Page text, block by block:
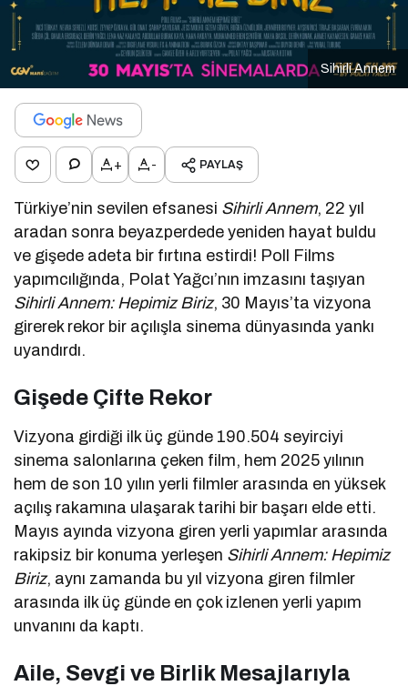
Sihirli Annem
+ - PAYLAŞ
Türkiye’nin sevilen efsanesi Sihirli Annem, 22 yıl
aradan sonra beyazperdede yeniden hayat buldu
ve gişede adeta bir fırtına estirdi! Poll Films
yapımcılığında, Polat Yağcı’nın imzasını taşıyan
Sihirli Annem: Hepimiz Biriz, 30 Mayıs’ta vizyona
girerek rekor bir açılışla sinema dünyasında yankı
uyandırdı.
Gişede Çifte Rekor
Vizyona girdiği ilk üç günde 190.504 seyirciyi
sinema salonlarına çeken film, hem 2025 yılının
hem de son 10 yılın yerli filmler arasında en yüksek
açılış rakamına ulaşarak tarihi bir başarı elde etti.
Mayıs ayında vizyona giren yerli yapımlar arasında
rakipsiz bir konuma yerleşen Sihirli Annem: Hepimiz
Biriz, aynı zamanda bu yıl vizyona giren filmler
arasında ilk üç günde en çok izlenen yerli yapım
unvanını da kaptı.
Aile, Sevgi ve Birlik Mesajlarıyla